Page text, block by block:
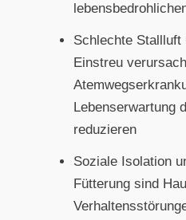
Schlechte Stallluft
Einstreu
Lebenserwartung
reduzieren
Soziale Isolation
Fütterung sind